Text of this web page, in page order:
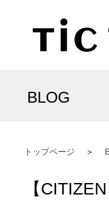
トップページ
BLOG
【